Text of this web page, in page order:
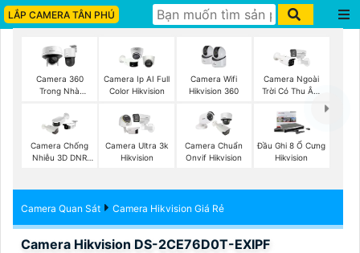
LẮP CAMERA TÂN PHÚ
Camera 360
Trong Nhà
Camera Ip AI Full
Color Hikvision
Camera Wifi
Hikvision 360
Camera Ngoài
Trời Có Thu Âm
Camera Chống
Nhiễu 3D DNR
Camera Ultra 3k
Hikvision
Camera Chuẩn
Onvif Hikvision
Đầu Ghi 8 Ổ Cưng
Hikvision
Camera Quan Sát Camera Hikvision Giá Rẻ
Camera Hikvision DS-2CE76D0T-EXIPF